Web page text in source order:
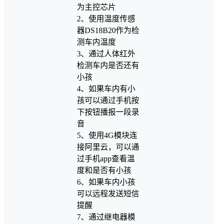
为主控芯片
2、使用温度传感
器DS18B20作为检
测车内温度
3、通过人体红外
检测车内是否还有
小孩
4、如果车内有小
孩可以通过手机按
下按钮播报一段录
音
5、使用4G模块连
接阿里云，可以通
过手机app查看温
度和是否有小孩
6、如果车内小孩
可以远程发送短信
提醒
7、通过继电器模